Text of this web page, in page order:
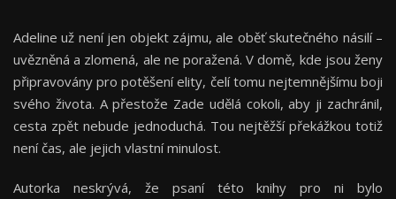
Adeline už není jen objekt zájmu, ale oběť skutečného násilí –
uvězněná a zlomená, ale ne poražená. V domě, kde jsou ženy
připravovány pro potěšení elity, čelí tomu nejtemnějšímu boji
svého života. A přestože Zade udělá cokoli, aby ji zachránil,
cesta zpět nebude jednoduchá. Tou nejtěžší překážkou totiž
není čas, ale jejich vlastní minulost.
Autorka neskrývá, že psaní této knihy pro ni bylo